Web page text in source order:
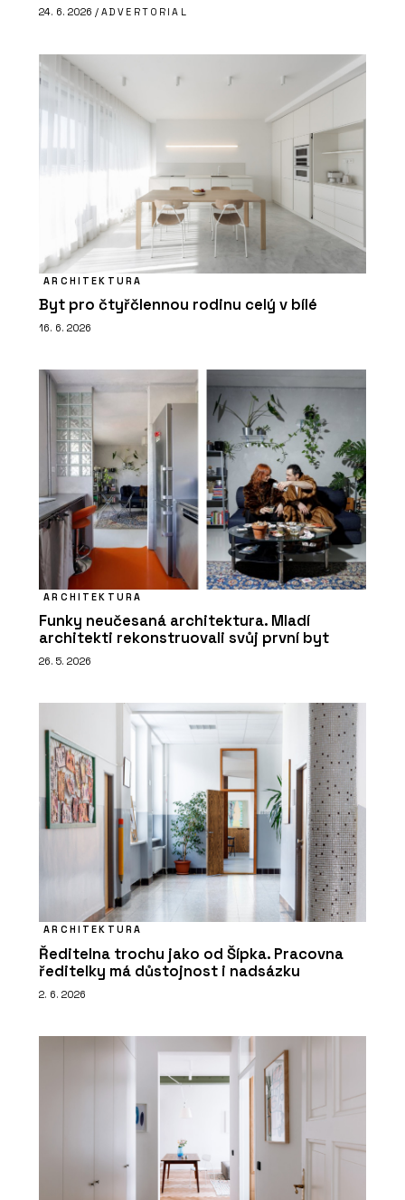
24. 6. 2026 / ADVERTORIAL
ARCHITEKTURA
Byt pro čtyřčlennou rodinu celý v bílé
16. 6. 2026
ARCHITEKTURA
Funky neučesaná architektura. Mladí
architekti rekonstruovali svůj první byt
26. 5. 2026
ARCHITEKTURA
Ředitelna trochu jako od Šípka. Pracovna
ředitelky má důstojnost i nadsázku
2. 6. 2026